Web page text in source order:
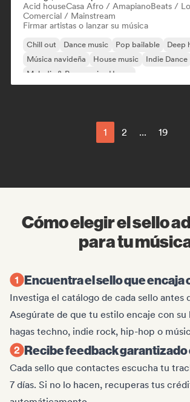
Acid houseCasa Afro / AmapianoBeats /
Comercial / Mainstream
Firmar artistas o lanzar su música
Chill out Dance music Pop bailable
Deep
Música navideña
House music
Indie Dance
Melodic & Progressive House
1 2 ... 19
Cómo elegir el sello
para tu
Encuentra el sello que encaja
Investiga el catálogo de cada sello antes
Asegúrate de que tu estilo encaje con su
hagas techno, indie rock, hip-hop o
Recibe feedback garantizado
Cada sello que contactes escucha tu
7 días. Si no lo hacen, recuperas tus